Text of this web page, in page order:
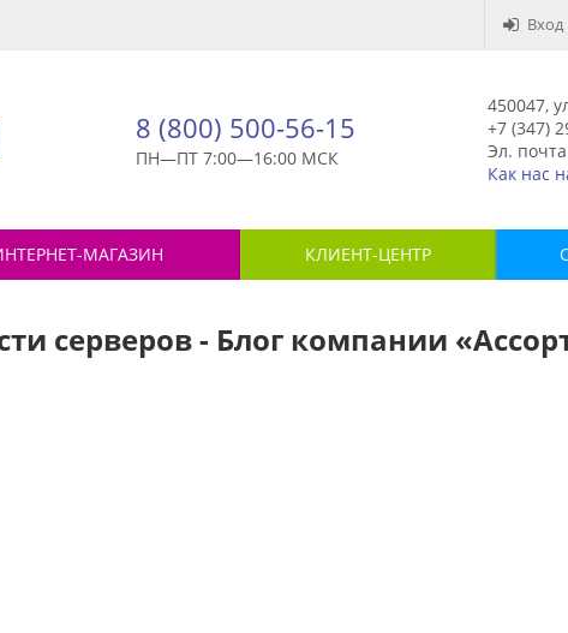
Вход
8 (800) 500-56-15
ПН—ПТ 7:00—16:00 МСК
450047,
+7 (347)
Эл.
Как нас
МАГАЗИН КЛИЕНТ-ЦЕНТР
серверов - Блог компании